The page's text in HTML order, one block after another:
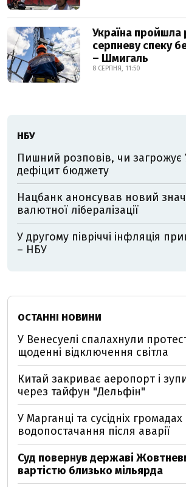
Україна пройшла
серпневу спеку
– Шмигаль
8 СЕРПНЯ, 11:50
НБУ
Пишний розповів, чи загрожує
дефіцит бюджету
Нацбанк анонсував новий
валютної лібералізації
У другому півріччі інфляція
– НБУ
ОСТАННІ НОВИНИ
У Венесуелі спалахнули
щоденні відключення світла
Китай закриває аеропорт і
через тайфун "Дельфін"
У Марганці та сусідніх
водопостачання після аварії
Суд повернув державі
вартістю близько мільярда